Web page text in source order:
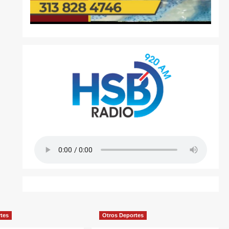
Otros Deportes